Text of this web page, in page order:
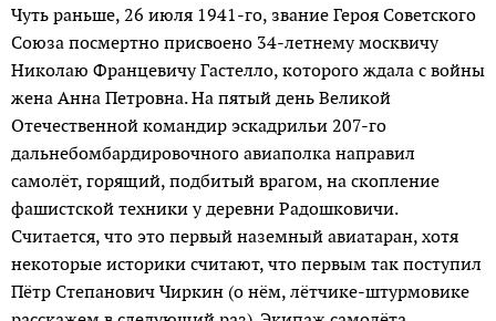
Чуть раньше, 26 июля 1941-го, звание Героя Советского
Союза посмертно присвоено 34-летнему моск­вичу
Николаю Францевичу Гастелло, которого ждала с войны
жена Анна Петровна. На пятый день Великой
Отечественной коман­дир эскадрильи 207-го
дальнебомбардировочного авиаполка направил
самолёт, горящий, подбитый врагом, на скопление
фашистской техники у деревни Радошковичи.
Считается, что это первый наземный авиатаран, хотя
некоторые историки считают, что первым так поступил
Пётр Степанович Чиркин (о нём, лётчике-штурмовике